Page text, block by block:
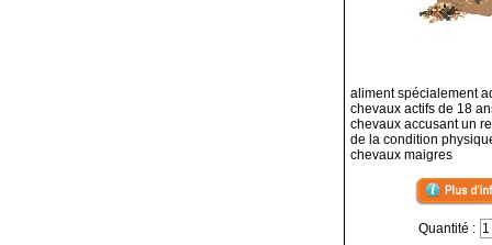
aliment spécialement
chevaux actifs de 18
chevaux accusant un
de la condition
chevaux maigres
Quantité :